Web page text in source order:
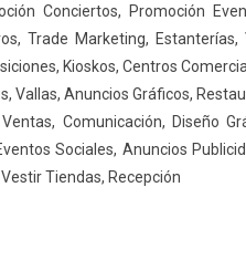
Conciertos, Promoción
Trade Marketing,
Kioskos, Centros
Vallas, Anuncios Gráficos,
Comunicación, Diseño
Sociales, Anuncios
Tiendas, Recepción